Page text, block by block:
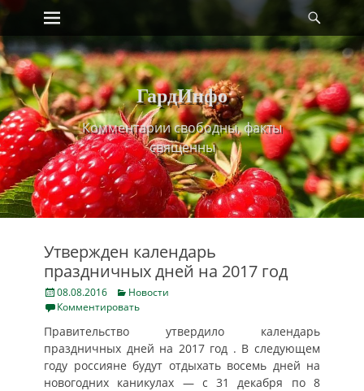
Skip
content
Primary Menu
ГардИнфо
Комментарии свободны, факты
священны
Утвержден календарь
праздничных дней на 2017 год
Posted
on
08.08.2016 Categories
Новости
Комментировать
Правительство утвердило календарь
праздничных дней на 2017 год . В следующем
году россияне будут отдыхать восемь дней на
новогодних каникулах — с 31 декабря по 8